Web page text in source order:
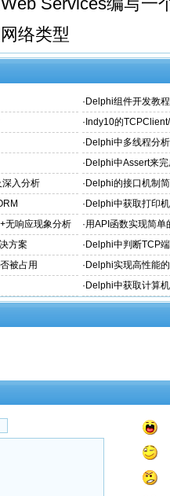
络类型
· Delphi组件开发教
· Indy10的
· Delphi中多线程分
· Delphi中Assert来
入分析 · Delphi的接口机制
· Delphi中获取打印
无响应现象分析 ·用API函数实现简单
方案 · Delphi中判断TCP
被占用 · Delphi实现高性能
P)
· Delphi中获取计算